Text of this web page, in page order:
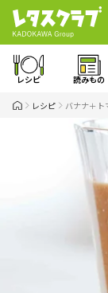
レシピ 読みもの
レシピ バナナ＋ト